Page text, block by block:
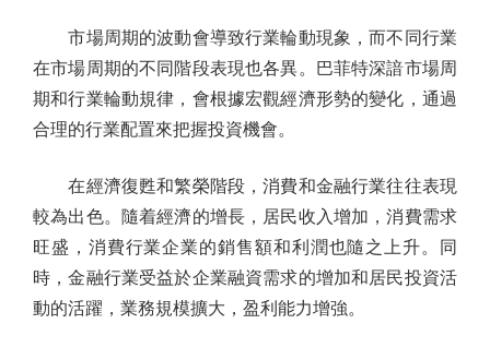
市場周期的波動會導致行業輪動現象，而不同行業
在市場周期的不同階段表現也各異。巴菲特深諳市場周
期和行業輪動規律，會根據宏觀經濟形勢的變化，通過
合理的行業配置來把握投資機會。
在經濟復甦和繁榮階段，消費和金融行業往往表現
較為出色。隨着經濟的增長，居民收入增加，消費需求
旺盛，消費行業企業的銷售額和利潤也隨之上升。同
時，金融行業受益於企業融資需求的增加和居民投資活
動的活躍，業務規模擴大，盈利能力增強。